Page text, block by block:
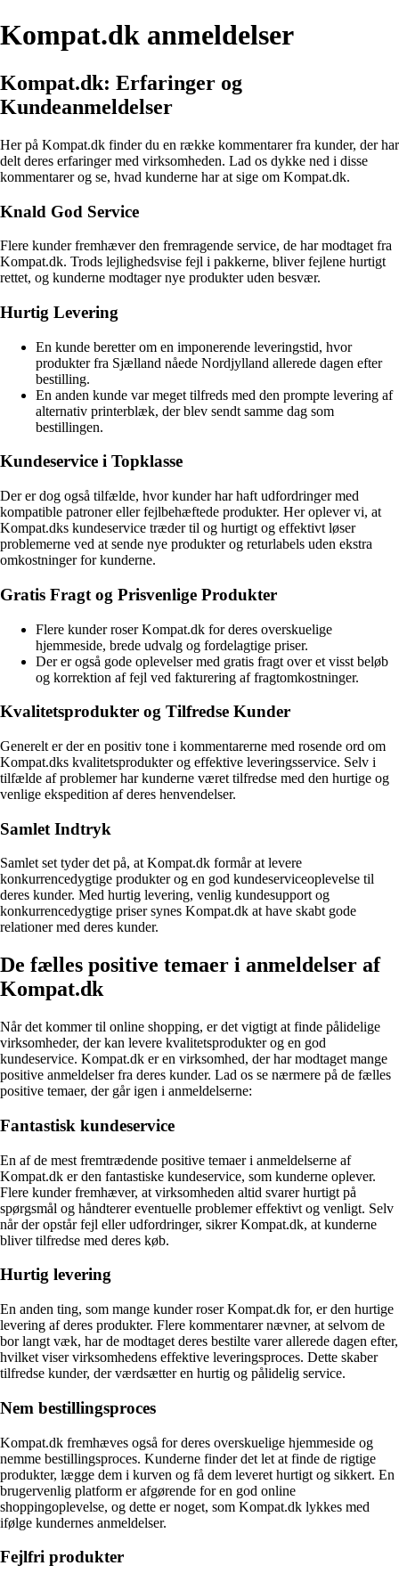
Kompat.dk anmeldelser
Kompat.dk: Erfaringer og
Kundeanmeldelser
Her på Kompat.dk finder du en række kommentarer fra kunder, der har
delt deres erfaringer med virksomheden. Lad os dykke ned i disse
kommentarer og se, hvad kunderne har at sige om Kompat.dk.
Knald God Service
Flere kunder fremhæver den fremragende service, de har modtaget fra
Kompat.dk. Trods lejlighedsvise fejl i pakkerne, bliver fejlene hurtigt
rettet, og kunderne modtager nye produkter uden besvær.
Hurtig Levering
En kunde beretter om en imponerende leveringstid, hvor
produkter fra Sjælland nåede Nordjylland allerede dagen efter
bestilling.
En anden kunde var meget tilfreds med den prompte levering af
alternativ printerblæk, der blev sendt samme dag som
bestillingen.
Kundeservice i Topklasse
Der er dog også tilfælde, hvor kunder har haft udfordringer med
kompatible patroner eller fejlbehæftede produkter. Her oplever vi, at
Kompat.dks kundeservice træder til og hurtigt og effektivt løser
problemerne ved at sende nye produkter og returlabels uden ekstra
omkostninger for kunderne.
Gratis Fragt og Prisvenlige Produkter
Flere kunder roser Kompat.dk for deres overskuelige
hjemmeside, brede udvalg og fordelagtige priser.
Der er også gode oplevelser med gratis fragt over et visst beløb
og korrektion af fejl ved fakturering af fragtomkostninger.
Kvalitetsprodukter og Tilfredse Kunder
Generelt er der en positiv tone i kommentarerne med rosende ord om
Kompat.dks kvalitetsprodukter og effektive leveringsservice. Selv i
tilfælde af problemer har kunderne været tilfredse med den hurtige og
venlige ekspedition af deres henvendelser.
Samlet Indtryk
Samlet set tyder det på, at Kompat.dk formår at levere
konkurrencedygtige produkter og en god kundeserviceoplevelse til
deres kunder. Med hurtig levering, venlig kundesupport og
konkurrencedygtige priser synes Kompat.dk at have skabt gode
relationer med deres kunder.
De fælles positive temaer i anmeldelser af
Kompat.dk
Når det kommer til online shopping, er det vigtigt at finde pålidelige
virksomheder, der kan levere kvalitetsprodukter og en god
kundeservice. Kompat.dk er en virksomhed, der har modtaget mange
positive anmeldelser fra deres kunder. Lad os se nærmere på de fælles
positive temaer, der går igen i anmeldelserne:
Fantastisk kundeservice
En af de mest fremtrædende positive temaer i anmeldelserne af
Kompat.dk er den fantastiske kundeservice, som kunderne oplever.
Flere kunder fremhæver, at virksomheden altid svarer hurtigt på
spørgsmål og håndterer eventuelle problemer effektivt og venligt. Selv
når der opstår fejl eller udfordringer, sikrer Kompat.dk, at kunderne
bliver tilfredse med deres køb.
Hurtig levering
En anden ting, som mange kunder roser Kompat.dk for, er den hurtige
levering af deres produkter. Flere kommentarer nævner, at selvom de
bor langt væk, har de modtaget deres bestilte varer allerede dagen efter,
hvilket viser virksomhedens effektive leveringsproces. Dette skaber
tilfredse kunder, der værdsætter en hurtig og pålidelig service.
Nem bestillingsproces
Kompat.dk fremhæves også for deres overskuelige hjemmeside og
nemme bestillingsproces. Kunderne finder det let at finde de rigtige
produkter, lægge dem i kurven og få dem leveret hurtigt og sikkert. En
brugervenlig platform er afgørende for en god online
shoppingoplevelse, og dette er noget, som Kompat.dk lykkes med
ifølge kundernes anmeldelser.
Fejlfri produkter